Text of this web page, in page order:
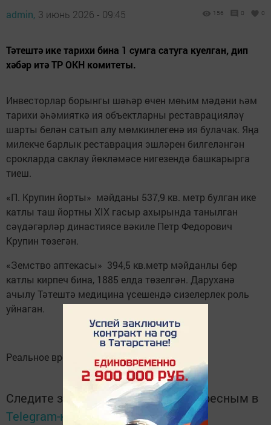
admin, 3 июнь 2026 - 09:45 156 0 0
Тәтештә ике тарихи бина 1 сумга сатуга куелган, дип
хәбәр итә ТР ОКН комитеты.
Инвесторлар борынгы шәһәр өчен мөһим мәдәни һәм
тарихи әһәмияткә ия объектларны реставрацияләү
шарты белән сатып алу мөмкинлегенә ия булачак. Яңа
милекче барлык реставрация эшләрен билгеләнгән
срокларда саклау йөкләмәсе нигезендә башкарырга
тиеш.
«П. Крупин йорты» мәйданы 537,9 кв. метр булган ике
катлы таш йортны XIX гасыр ахырында танылган
сәүдәгәрләр династиясе вәкиле Петр Федорович
Крупин төзегән.
«Земство аптекасы» 394,5 кв.метр мәйданлы бер
катлы кирпеч бина, 1885 елда төзелгән. Даруханә
ачылу Тәтештә медицина үсешендә сизелерлек роль
уйнаган.
Реальное время
Следите за самым важным и интересным в
Telegram-канале
Татмедиа